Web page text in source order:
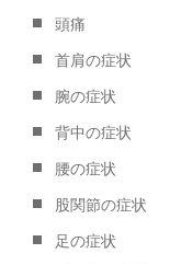
頭痛
首肩の症状
腕の症状
背中の症状
腰の症状
股関節の症状
足の症状